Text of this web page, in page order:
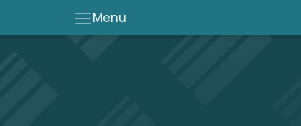
Menü